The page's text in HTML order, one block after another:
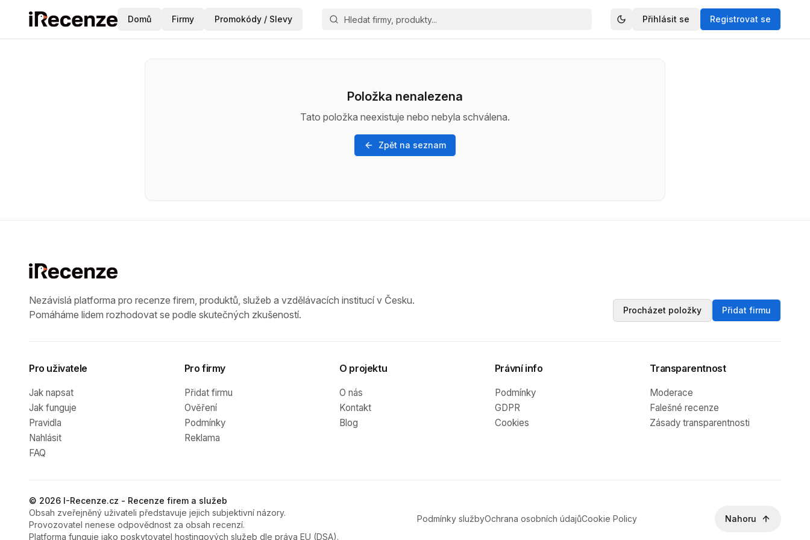
Domů Firmy Promokódy / Slevy Přihlásit se Registrovat se
Položka nenalezena
Tato položka neexistuje nebo nebyla schválena.
Zpět na seznam
Nezávislá platforma pro recenze firem, produktů, služeb a vzdělávacích institucí v Česku.
Pomáháme lidem rozhodovat se podle skutečných zkušeností.
Procházet položky Přidat firmu
Pro uživatele
Jak napsat
Jak funguje
Pravidla
Nahlásit
FAQ
Pro firmy
Přidat firmu
Ověření
Podmínky
Reklama
O projektu
O nás
Kontakt
Blog
Právní info
Podmínky
GDPR
Cookies
Transparentnost
Moderace
Falešné recenze
Zásady transparentnosti
© 2026 I-Recenze.cz - Recenze firem a služeb
Obsah zveřejněný uživateli představuje jejich subjektivní názory.
Provozovatel nenese odpovědnost za obsah recenzí.
Platforma funguje jako poskytovatel hostingových služeb dle práva EU (DSA).
Podmínky službyOchrana osobních údajůCookie Policy Nahoru